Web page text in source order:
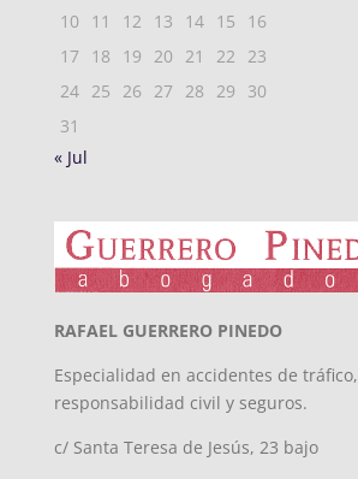
10
11 12 13 14 15
16
17
18 19 20 21 22
23
24 25 26 27 28 29
30
31
« Jul
RAFAEL GUERRERO PINEDO
Especialidad en accidentes de tráfico,
responsabilidad civil y seguros.
c/ Santa Teresa de Jesús, 23 bajo